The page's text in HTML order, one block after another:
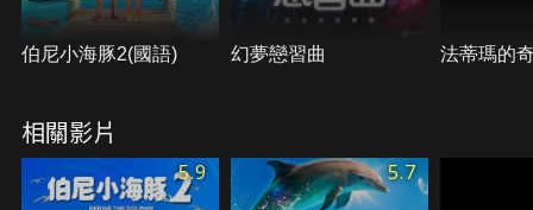
伯尼小海豚2(國語) 幻夢戀習曲 法蒂瑪的
相關影片
5.9 5.7